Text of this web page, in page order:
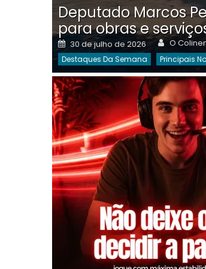
Deputado Marcos
para obras e
Posted
on
30 de julho de 2026 Author
O
Destaques Da Semana Principais